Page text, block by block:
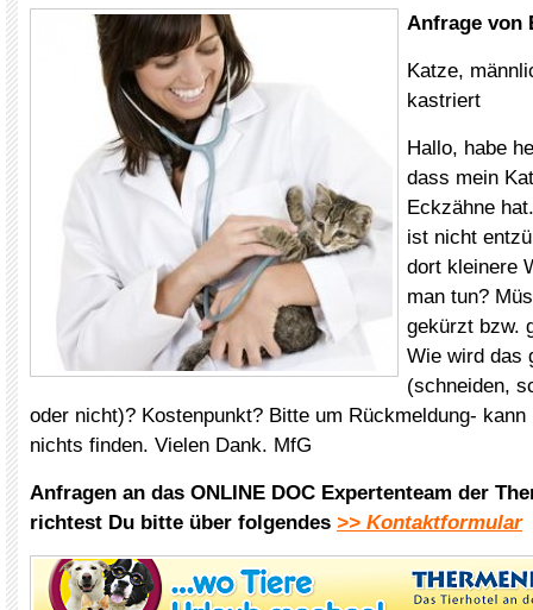
Anfrage von
Katze,
kastriert
Hallo, habe
dass mein
Eckzähne
ist nicht
dort kleinere
man tun?
gekürzt bzw.
Wie wird das
(schneiden,
oder nicht)? Kostenpunkt? Bitte um Rückmeldung- kann
nichts finden. Vielen Dank. MfG
Anfragen an das ONLINE DOC Expertenteam der
richtest Du bitte über folgendes >> Kontaktformular